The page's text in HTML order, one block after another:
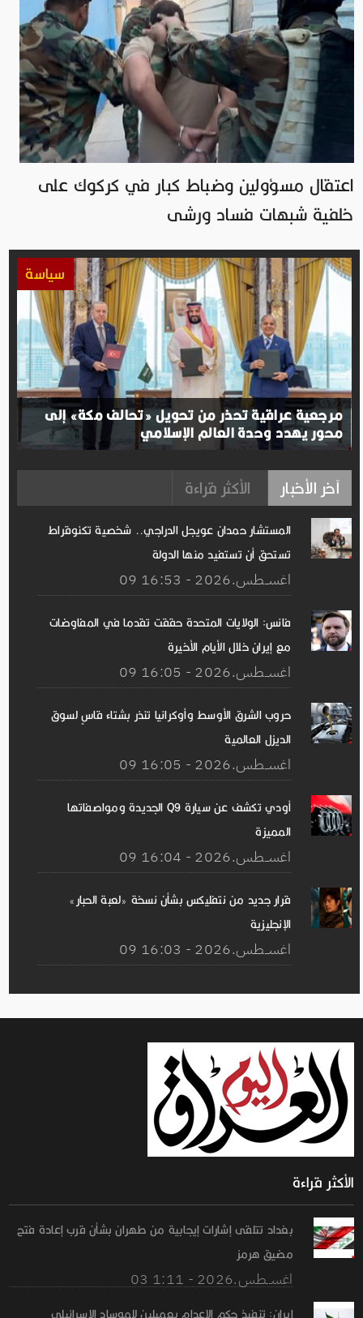
اعتقال مسؤولين وضباط كبار في كركوك على
خلفية شبهات فساد ورشى
سياسة
مرجعية عراقية تحذر من تحويل «تحالف مكة» إلى
محور يهدد وحدة العالم الإسلامي
آخر الأخبار الأكثر قراءة
المستشار حمدان عويجل الدراجي.. شخصية تكنوقراط
تستحق أن تستفيد منها الدولة
09 اغســطس.2026 - 16:53
فانس: الولايات المتحدة حققت تقدما في المفاوضات
مع إيران خلال الأيام الأخيرة
09 اغســطس.2026 - 16:05
حروب الشرق الأوسط وأوكرانيا تنذر بشتاء قاسٍ لسوق
الديزل العالمية
09 اغســطس.2026 - 16:05
أودي تكشف عن سيارة Q9 الجديدة ومواصفاتها
المميزة
09 اغســطس.2026 - 16:04
قرار جديد من نتفليكس بشأن نسخة «لعبة الحبار»
الإنجليزية
09 اغســطس.2026 - 16:03
الأكثر قراءة
بغداد تتلقى إشارات إيجابية من طهران بشأن قرب إعادة فتح
مضيق هرمز
03 اغســطس.2026 - 1:11
إيران: تنفيذ حكم الإعدام بعميلين للموساد الإسرائيلي